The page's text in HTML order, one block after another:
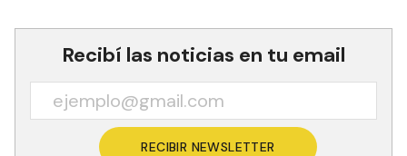
Recibí las noticias en tu email
RECIBIR NEWSLETTER